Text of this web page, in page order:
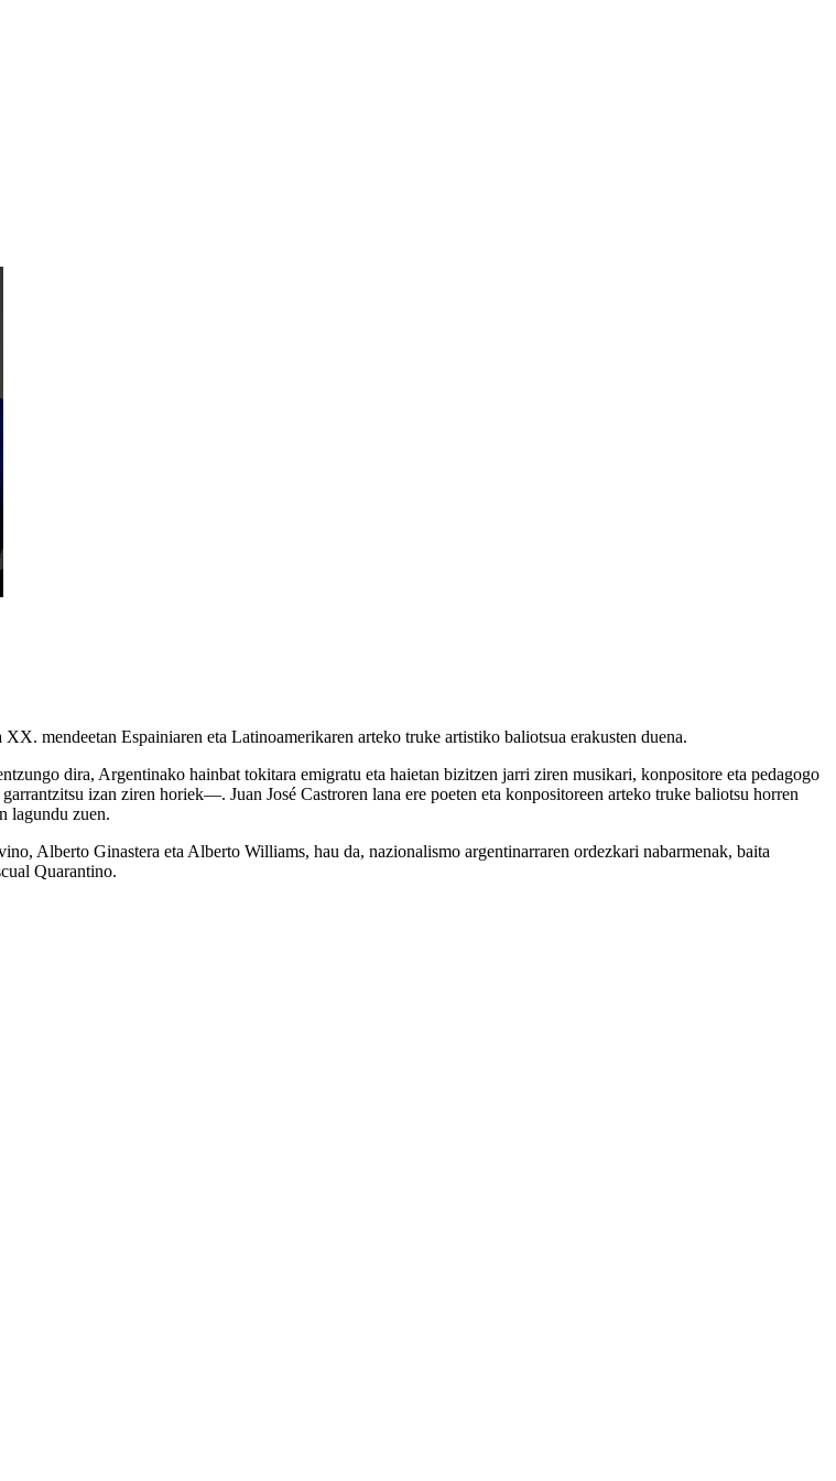
mendeetan Espainiaren eta Latinoamerikaren arteko truke artistiko baliotsua erakusten duena.
dira, Argentinako hainbat tokitara emigratu eta haietan bizitzen jarri ziren musikari, konpositore eta pedagogo
izan ziren horiek—. Juan José Castroren lana ere poeten eta konpositoreen arteko truke baliotsu horren
lagundu zuen.
Alberto Ginastera eta Alberto Williams, hau da, nazionalismo argentinarraren ordezkari nabarmenak, baita
Quarantino.